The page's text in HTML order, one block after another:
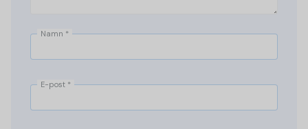
Namn *
E-post *